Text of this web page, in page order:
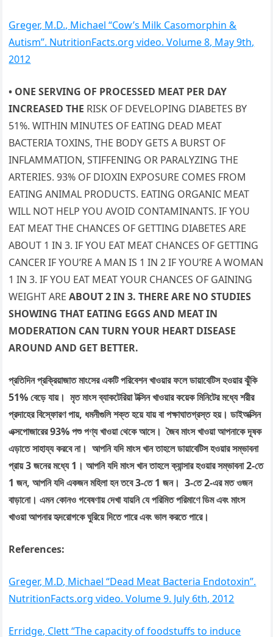
Greger, M.D., Michael “Cow’s Milk Casomorphin &
Autism”. NutritionFacts.org video. Volume 8, May 9th,
2012
• ONE SERVING OF PROCESSED MEAT PER DAY
INCREASED THE RISK OF DEVELOPING DIABETES BY
51%. WITHIN MINUTES OF EATING DEAD MEAT
BACTERIA TOXINS, THE BODY GETS A BURST OF
INFLAMMATION, STIFFENING OR PARALYZING THE
ARTERIES. 93% OF DIOXIN EXPOSURE COMES FROM
EATING ANIMAL PRODUCTS. EATING ORGANIC MEAT
WILL NOT HELP YOU AVOID CONTAMINANTS. IF YOU
EAT MEAT THE CHANCES OF GETTING DIABETES ARE
ABOUT 1 IN 3. IF YOU EAT MEAT CHANCES OF GETTING
CANCER IF YOU’RE A MAN IS 1 IN 2 IF YOU’RE A WOMAN
1 IN 3. IF YOU EAT MEAT YOUR CHANCES OF GAINING
WEIGHT AREABOUT 2 IN 3. THERE ARE NO STUDIES
SHOWING THAT EATING EGGS AND MEAT IN
MODERATION CAN TURN YOUR HEART DISEASE
AROUND AND GET BETTER.
প্রতিদিন প্রক্রিয়াজাত মাংসের একটি পরিবেশন খাওয়ার ফলে ডায়াবেটিস হওয়ার ঝুঁকি
51% বেড়ে যায়। মৃত মাংস ব্যাকটেরিয়া টক্সিন খাওয়ার কয়েক মিনিটের মধ্যে শরীর
প্রদাহের বিস্ফোরণ পায়, ধমনীগুলি শক্ত হয়ে যায় বা পক্ষাঘাতগ্রস্ত হয়। ডাইঅক্সিন
এক্সপোজারের 93% পশু পণ্য খাওয়া থেকে আসে। জৈব মাংস খাওয়া আপনাকে দূষক
এড়াতে সাহায্য করবে না। আপনি যদি মাংস খান তাহলে ডায়াবেটিস হওয়ার সম্ভাবনা
প্রায় 3 জনের মধ্যে 1। আপনি যদি মাংস খান তাহলে ক্যান্সার হওয়ার সম্ভাবনা 2-তে
1 জন, আপনি যদি একজন মহিলা হন তবে 3-তে 1 জন। 3-তে 2-এর মত ওজন
বাড়ানো। এমন কোনও গবেষণায় দেখা যায়নি যে পরিমিত পরিমাণে ডিম এবং মাংস
খাওয়া আপনার হৃদরোগকে ঘুরিয়ে দিতে পারে এবং ভাল করতে পারে।
References:
Greger, M.D, Michael “Dead Meat Bacteria Endotoxin”.
NutritionFacts.org video. Volume 9. July 6th, 2012
Erridge, Clett “The capacity of foodstuffs to induce